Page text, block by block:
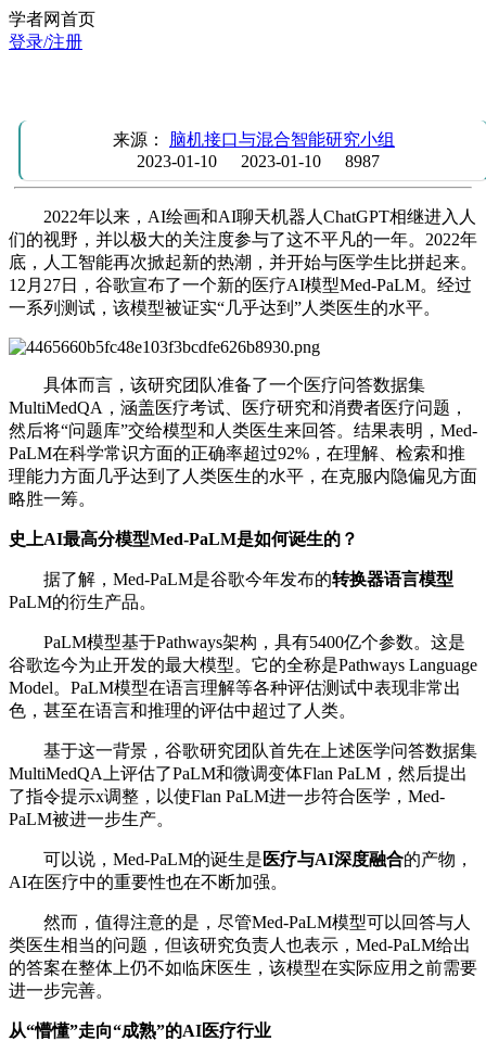
学者网首页
登录/注册
来源： 脑机接口与混合智能研究小组
2023-01-10
2023-01-10 8987
2022年以来，AI绘画和AI聊天机器人ChatGPT相继进入人
们的视野，并以极大的关注度参与了这不平凡的一年。2022年
底，人工智能再次掀起新的热潮，并开始与医学生比拼起来。
12月27日，谷歌宣布了一个新的医疗AI模型Med-PaLM。经过
一系列测试，该模型被证实“几乎达到”人类医生的水平。
具体而言，该研究团队准备了一个医疗问答数据集
MultiMedQA，涵盖医疗考试、医疗研究和消费者医疗问题，
然后将“问题库”交给模型和人类医生来回答。结果表明，Med-
PaLM在科学常识方面的正确率超过92%，在理解、检索和推
理能力方面几乎达到了人类医生的水平，在克服内隐偏见方面
略胜一筹。
史上AI最高分模型Med-PaLM是如何诞生的？
据了解，Med-PaLM是谷歌今年发布的转换器语言模型
PaLM的衍生产品。
PaLM模型基于Pathways架构，具有5400亿个参数。这是
谷歌迄今为止开发的最大模型。它的全称是Pathways Language
Model。PaLM模型在语言理解等各种评估测试中表现非常出
色，甚至在语言和推理的评估中超过了人类。
基于这一背景，谷歌研究团队首先在上述医学问答数据集
MultiMedQA上评估了PaLM和微调变体Flan PaLM，然后提出
了指令提示x调整，以使Flan PaLM进一步符合医学，Med-
PaLM被进一步生产。
可以说，Med-PaLM的诞生是 医疗与AI深度融合的产物，
AI在医疗中的重要性也在不断加强。
然而，值得注意的是，尽管Med-PaLM模型可以回答与人
类医生相当的问题，但该研究负责人也表示，Med-PaLM给出
的答案在整体上仍不如临床医生，该模型在实际应用之前需要
进一步完善。
从“懵懂”走向“成熟”的AI医疗行业